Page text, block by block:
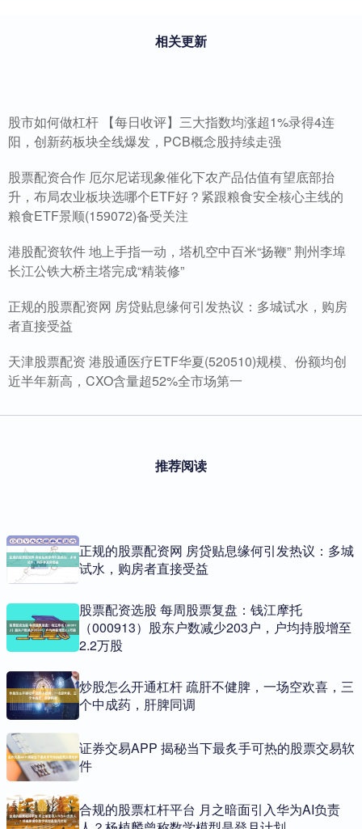
相关更新
股市如何做杠杆 【每日收评】三大指数均涨超1%录得4连
阳，创新药板块全线爆发，PCB概念股持续走强
股票配资合作 厄尔尼诺现象催化下农产品估值有望底部抬
升，布局农业板块选哪个ETF好？紧跟粮食安全核心主线的
粮食ETF景顺(159072)备受关注
港股配资软件 地上手指一动，塔机空中百米“扬鞭” 荆州李埠
长江公铁大桥主塔完成“精装修”
正规的股票配资网 房贷贴息缘何引发热议：多城试水，购房
者直接受益
天津股票配资 港股通医疗ETF华夏(520510)规模、份额均创
近半年新高，CXO含量超52%全市场第一
推荐阅读
正规的股票配资网 房贷贴息缘何引发热议：多城
试水，购房者直接受益
股票配资选股 每周股票复盘：钱江摩托
（000913）股东户数减少203户，户均持股增至
2.2万股
炒股怎么开通杠杆 疏肝不健脾，一场空欢喜，三
个中成药，肝脾同调
证券交易APP 揭秘当下最炙手可热的股票交易软
件
合规的股票杠杆平台 月之暗面引入华为AI负责